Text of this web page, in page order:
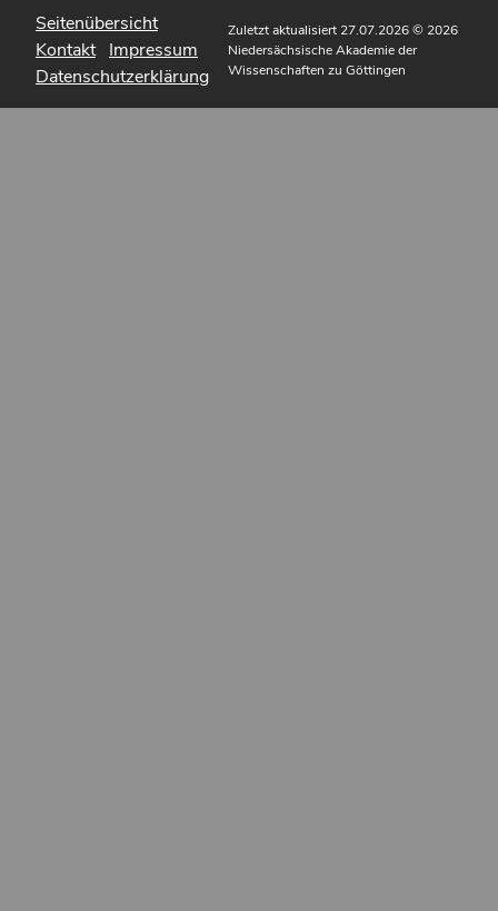
Seitenübersicht
Kontakt Impressum
Datenschutzerklärung
Zuletzt aktualisiert 27.07.2026© 2026
Niedersächsische Akademie der
Wissenschaften zu Göttingen